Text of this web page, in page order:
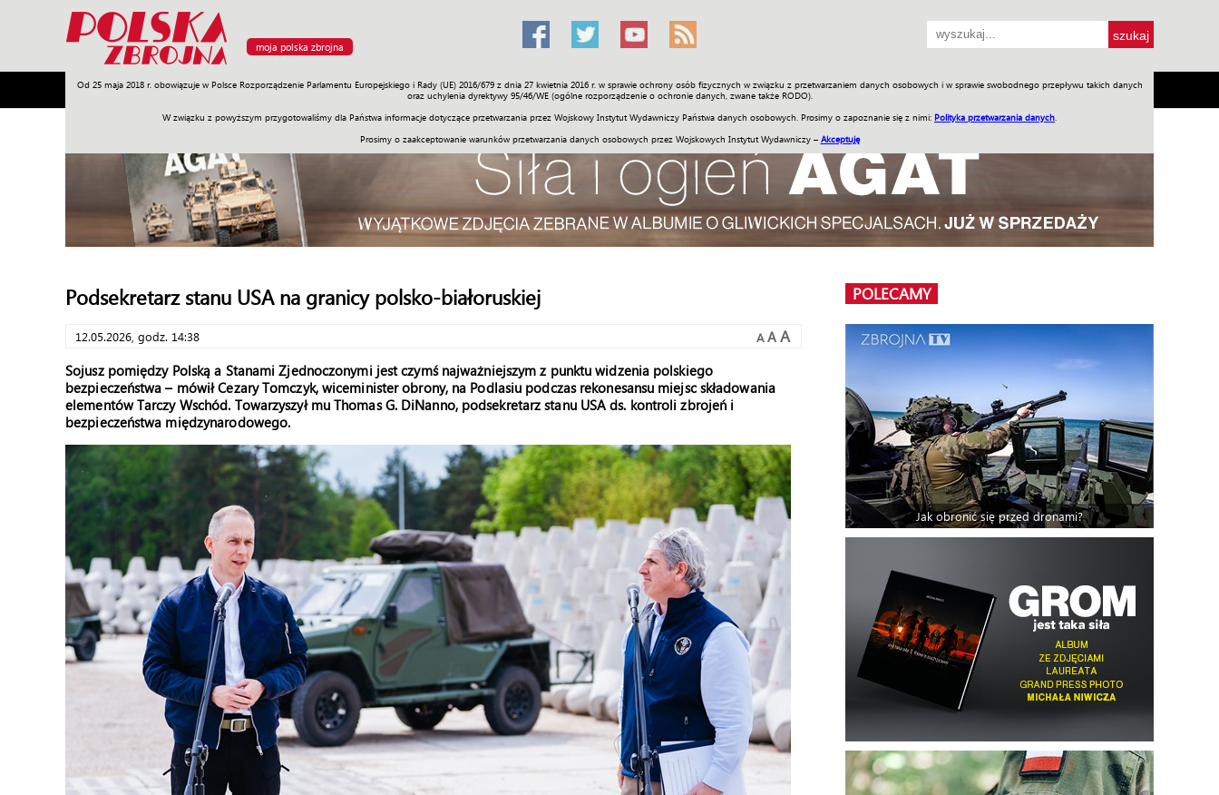
moja polska zbrojna
Od 25 maja 2018 r. obowiązuje w Polsce Rozporządzenie Parlamentu Europejskiego i Rady (UE) 2016/679 z dnia 27 kwietnia 2016 r. w sprawie ochrony osób fizycznych w związku z przetwarzaniem danych osobowych i w sprawie swobodnego przepływu takich danych
oraz uchylenia dyrektywy 95/46/WE (ogólne rozporządzenie o ochronie danych, zwane także RODO).
W związku z powyższym przygotowaliśmy dla Państwa informacje dotyczące przetwarzania przez Wojskowy Instytut Wydawniczy Państwa danych osobowych. Prosimy o zapoznanie się z nimi: Polityka przetwarzania danych
Prosimy o zaakceptowanie warunków przetwarzania danych osobowych przez Wojskowych Instytut Wydawniczy – Akceptuję
Armia Poligon Sprzęt Misje Polityka Prawo Świat Społeczność Sport Historia Galerie Wideo ENGLISH SKLEP Jednodniówki Praca w WIW
Podsekretarz stanu USA na granicy polsko-białoruskiej
12.05.2026, godz. 14:38 A A A
Sojusz pomiędzy Polską a Stanami Zjednoczonymi jest czymś najważniejszym z punktu widzenia polskiego
bezpieczeństwa – mówił Cezary Tomczyk, wiceminister obrony, na Podlasiu podczas rekonesansu miejsc składowania
elementów Tarczy Wschód. Towarzyszył mu Thomas G. DiNanno, podsekretarz stanu USA ds. kontroli zbrojeń i
bezpieczeństwa międzynarodowego.
POLECAMY
Jak obronić się przed dronami?